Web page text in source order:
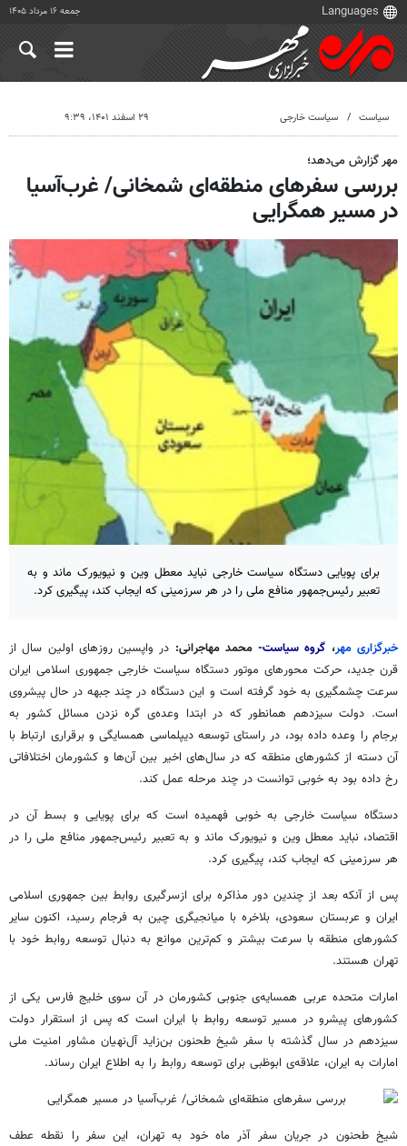
جمعه ۱۶ مرداد ۱۴۰۵
سیاست سیاست خارجی ۲۹ اسفند ۱۴۰۱، ۹:۳۹
مهر گزارش می‌دهد؛
بررسی سفرهای منطقه‌ای شمخانی/ غرب‌آسیا
در مسیر همگرایی
برای پویایی دستگاه سیاست خارجی نباید معطل وین و نیویورک ماند و به
تعبیر رئیس‌جمهور منافع ملی را در هر سرزمینی که ایجاب کند، پیگیری کرد.
خبرگزاری مهر، گروه سیاست-محمد مهاجرانی: در واپسین روزهای اولین سال از
قرن جدید، حرکت محورهای موتور دستگاه سیاست خارجی جمهوری اسلامی ایران
سرعت چشمگیری به خود گرفته است و این دستگاه در چند جبهه در حال پیشروی
است. دولت سیزدهم همانطور که در ابتدا وعده‌ی گره نزدن مسائل کشور به
برجام را وعده داده بود، در راستای توسعه دیپلماسی همسایگی و برقراری ارتباط با
آن دسته از کشورهای منطقه که در سال‌های اخیر بین آن‌ها و کشورمان اختلافاتی
رخ داده بود به خوبی توانست در چند مرحله عمل کند.
دستگاه سیاست خارجی به خوبی فهمیده است که برای پویایی و بسط آن در
اقتصاد، نباید معطل وین و نیویورک ماند و به تعبیر رئیس‌جمهور منافع ملی را در
هر سرزمینی که ایجاب کند، پیگیری کرد.
پس از آنکه بعد از چندین دور مذاکره برای ازسرگیری روابط بین جمهوری اسلامی
ایران و عربستان سعودی، بلاخره با میانجیگری چین به فرجام رسید، اکنون سایر
کشورهای منطقه با سرعت بیشتر و کم‌ترین موانع به دنبال توسعه روابط خود با
تهران هستند.
امارات متحده عربی همسایه‌ی جنوبی کشورمان در آن سوی خلیج فارس یکی از
کشورهای پیشرو در مسیر توسعه روابط با ایران است که پس از استقرار دولت
سیزدهم در سال گذشته با سفر شیخ طحنون بن‌زاید آل‌نهیان مشاور امنیت ملی
امارات به ایران، علاقه‌ی ابوظبی برای توسعه روابط را به اطلاع ایران رساند.
شیخ طحنون در جریان سفر آذر ماه خود به تهران، این سفر را نقطه عطف